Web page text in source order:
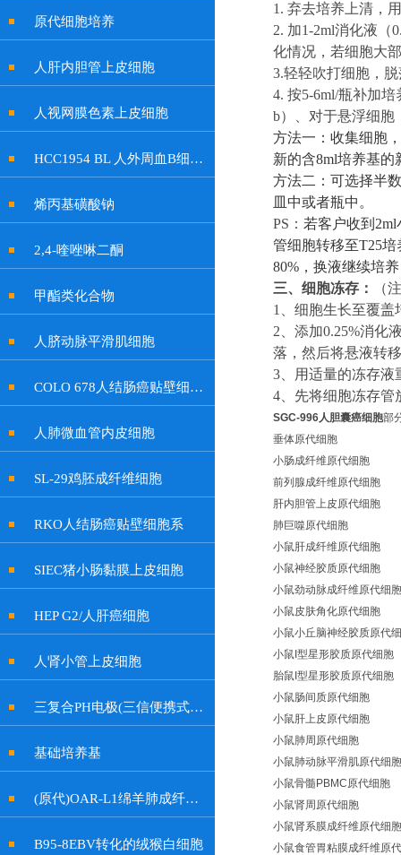
原代细胞培养
人肝内胆管上皮细胞
人视网膜色素上皮细胞
HCC1954 BL 人外周血B细胞系
烯丙基磺酸钠
2,4-喹唑啉二酮
甲酯类化合物
人脐动脉平滑肌细胞
COLO 678人结肠癌贴壁细胞系
人肺微血管内皮细胞
SL-29鸡胚成纤维细胞
RKO人结肠癌贴壁细胞系
SIEC猪小肠黏膜上皮细胞
HEP G2/人肝癌细胞
人肾小管上皮细胞
三复合PH电极(三信便携式余氯计电极, 特制插口)
基础培养基
(原代)OAR-L1绵羊肺成纤维细胞
B95-8EBV转化的绒猴白细胞
1. 弃去培养上清，
2. 加1-2ml消化液（
化情况，若细胞大
3.轻轻吹打细胞，
4. 按5-6ml/瓶补加培
b）、 对于悬浮细胞
方法一：收集细胞，
新的含8ml培养基的
方法二：可选择半
皿中或者瓶中。
PS： 若客户收到
管细胞转移至T25培
80%，换液继续培
三、 细胞冻存： （
1
细胞生长至覆盖
2
添加0.25%消化
落，然后将悬液转
3
用适量的冻存液
4
先将细胞冻存管
SGC-996人胆囊癌细胞部
垂体原代细胞
小肠成纤维原代细胞
前列腺成纤维原代细胞
肝内胆管上皮原代细胞
肺巨噬原代细胞
小鼠肝成纤维原代细胞
小鼠神经胶质原代细胞
小鼠劲动脉成纤维原代细胞
小鼠皮肤角化原代细胞
小鼠小丘脑神经胶质原代
小鼠I型星形胶质原代细胞
胎鼠I型星形胶质原代细胞
小鼠肠间质原代细胞
小鼠肝上皮原代细胞
小鼠肺周原代细胞
小鼠肺动脉平滑肌原代细胞
小鼠骨髓PBMC原代细胞
小鼠肾周原代细胞
小鼠肾系膜成纤维原代细胞
小鼠食管胃粘膜成纤维原